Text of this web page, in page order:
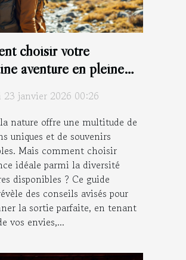
choisir votre
aventure en pleine
23 janvier 2026 00:26
nature offre une multitude de
uniques et de souvenirs
Mais comment choisir
idéale parmi la diversité
disponibles ? Ce guide
des conseils avisés pour
la sortie parfaite, en tenant
vos envies,...